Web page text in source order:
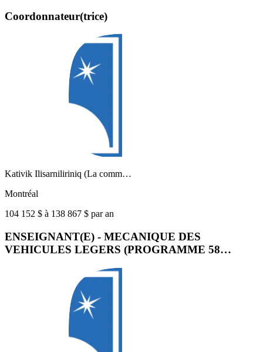
Coordonnateur(trice)
Kativik Ilisarniliriniq (La comm…
Montréal
104 152 $ à 138 867 $ par an
ENSEIGNANT(E) - MECANIQUE DES
VEHICULES LEGERS (PROGRAMME 58…